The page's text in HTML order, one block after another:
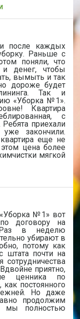
и после каждых
Раньше с
поняли, что
денег, чтобы
вымыть и так
дороже будет
Так и
«Уборка №1».
Квартира
с
приехали
закончили.
еще не
цена более
мягкой
№1» вот
договору на
Раз в неделю
убирают в
потому как
штата почти на
сотрудничества
приятно,
ценника по
постоянного
Но даже
продолжим
мы полностью